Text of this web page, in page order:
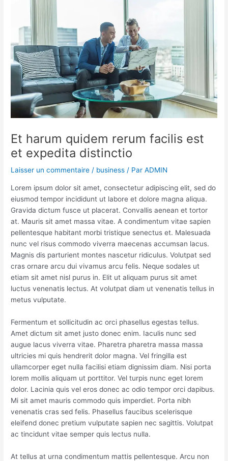
Et harum quidem rerum facilis est
et expedita distinctio
Laisser un commentaire / business / ParADMIN
Lorem ipsum dolor sit amet, consectetur adipiscing elit, sed do
eiusmod tempor incididunt ut labore et dolore magna aliqua.
Gravida dictum fusce ut placerat. Convallis aenean et tortor
at. Mauris sit amet massa vitae. A condimentum vitae sapien
pellentesque habitant morbi tristique senectus et. Malesuada
nunc vel risus commodo viverra maecenas accumsan lacus.
Magnis dis parturient montes nascetur ridiculus. Volutpat sed
cras ornare arcu dui vivamus arcu felis. Neque sodales ut
etiam sit amet nisl purus in. Elit ut aliquam purus sit amet
luctus venenatis lectus. At volutpat diam ut venenatis tellus in
metus vulputate.
Fermentum et sollicitudin ac orci phasellus egestas tellus.
Amet dictum sit amet justo donec enim. Iaculis nunc sed
augue lacus viverra vitae. Pharetra pharetra massa massa
ultricies mi quis hendrerit dolor magna. Vel fringilla est
ullamcorper eget nulla facilisi etiam dignissim diam. Nisi porta
lorem mollis aliquam ut porttitor. Vel turpis nunc eget lorem
dolor. Lacinia quis vel eros donec ac odio tempor orci dapibus.
Mi sit amet mauris commodo quis imperdiet. Porta nibh
venenatis cras sed felis. Phasellus faucibus scelerisque
eleifend donec pretium vulputate sapien nec sagittis. Volutpat
ac tincidunt vitae semper quis lectus nulla.
At tellus at urna condimentum mattis pellentesque. Arcu non